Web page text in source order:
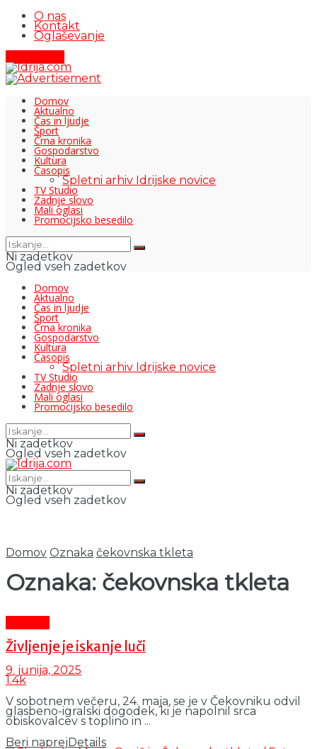
O nas
Kontakt
Oglaševanje
Domov
Aktualno
Čas in ljudje
Šport
Črna kronika
Gospodarstvo
Kultura
Časopis
Spletni arhiv Idrijske novice
TV Studio
Zadnje slovo
Mali oglasi
Promocijsko besedilo
Ni zadetkov
Ogled vseh zadetkov
Domov
Aktualno
Čas in ljudje
Šport
Črna kronika
Gospodarstvo
Kultura
Časopis
Spletni arhiv Idrijske novice
TV Studio
Zadnje slovo
Mali oglasi
Promocijsko besedilo
Ni zadetkov
Ogled vseh zadetkov
Ni zadetkov
Ogled vseh zadetkov
Domov Oznaka čekovnska tkleta
Oznaka: čekovnska tkleta
Življenje je iskanje luči
9. junija, 2025
1.4k
V sobotnem večeru, 24. maja, se je v Čekovniku odvil
glasbeno-igralski dogodek, ki je napolnil srca
obiskovalcev s toplino in ...
Beri naprej Details